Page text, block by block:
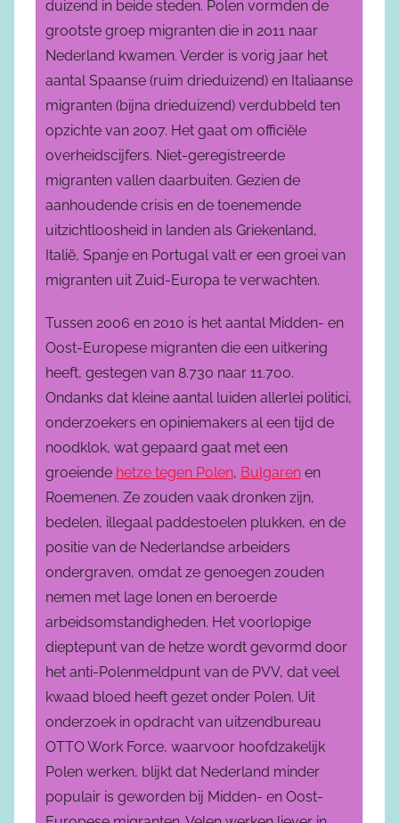
duizend in beide steden. Polen vormden de
grootste groep migranten die in 2011 naar
Nederland kwamen. Verder is vorig jaar het
aantal Spaanse (ruim drieduizend) en Italiaanse
migranten (bijna drieduizend) verdubbeld ten
opzichte van 2007. Het gaat om officiële
overheidscijfers. Niet-geregistreerde
migranten vallen daarbuiten. Gezien de
aanhoudende crisis en de toenemende
uitzichtloosheid in landen als Griekenland,
Italië, Spanje en Portugal valt er een groei van
migranten uit Zuid-Europa te verwachten.
Tussen 2006 en 2010 is het aantal Midden- en
Oost-Europese migranten die een uitkering
heeft, gestegen van 8.730 naar 11.700.
Ondanks dat kleine aantal luiden allerlei politici,
onderzoekers en opiniemakers al een tijd de
noodklok, wat gepaard gaat met een
groeiende hetze tegen Polen, Bulgarenen
Roemenen. Ze zouden vaak dronken zijn,
bedelen, illegaal paddestoelen plukken, en de
positie van de Nederlandse arbeiders
ondergraven, omdat ze genoegen zouden
nemen met lage lonen en beroerde
arbeidsomstandigheden. Het voorlopige
dieptepunt van de hetze wordt gevormd door
het anti-Polenmeldpunt van de PVV, dat veel
kwaad bloed heeft gezet onder Polen. Uit
onderzoek in opdracht van uitzendbureau
OTTO Work Force, waarvoor hoofdzakelijk
Polen werken, blijkt dat Nederland minder
populair is geworden bij Midden- en Oost-